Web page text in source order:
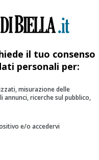
il tuo consenso
personali per:
misurazione delle
ricerche sul pubblico,
e/o accedervi